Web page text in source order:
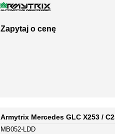
Zapytaj o cenę
Armytrix Mercedes GLC X253 /
MB052-LDD